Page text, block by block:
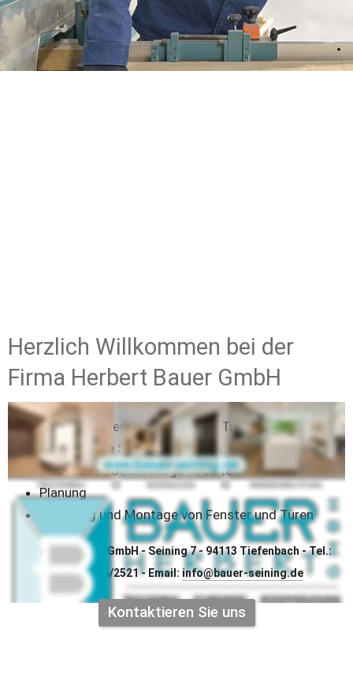
Herzlich Willkommen bei der
Firma Herbert Bauer GmbH
fachgerechter und vielseitiger Trockenbau
hochwertige Schreinerarbeiten
innovative Bodenverlege-Arbeiten
Planung
Lieferung und Montage von Fenster und Türen
© Herbert Bauer GmbH - Seining 7 - 94113 Tiefenbach - Tel.:
+49(0)8546/2521 - Email: info@bauer-seining.de
Kontaktieren Sie uns